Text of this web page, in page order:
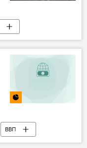
СВО
ВВП